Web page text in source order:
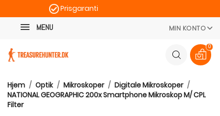
Prisgaranti
MENU MIN KONTO
0
Hjem Optik Mikroskoper
Digitale Mikroskoper
NATIONAL GEOGRAPHIC 200x Smartphone Mikroskop M/ CPL
Filter